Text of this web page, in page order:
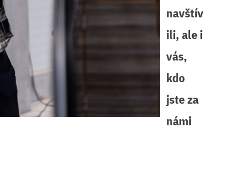
navštív
ili, ale i
vás,
kdo
jste za
námi